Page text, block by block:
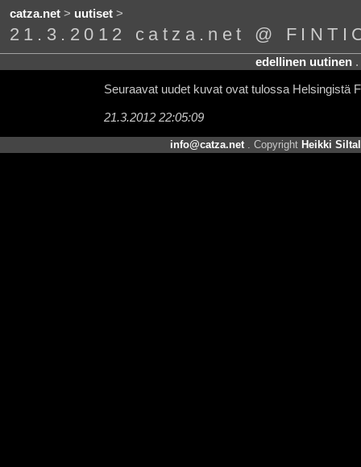
catza.net> uutiset>
21.3.2012 catza.net @
edellinen uutinen.
Seuraavat uudet kuvat ovat tulossa Helsingistä
21.3.2012 22:05:09
info@catza.net. Copyright Heikki